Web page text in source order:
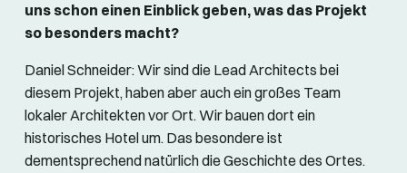
uns schon einen Einblick geben, was das Projekt
so besonders macht?
Daniel Schneider: Wir sind die Lead Architects bei
diesem Projekt, haben aber auch ein großes Team
lokaler Architekten vor Ort. Wir bauen dort ein
historisches Hotel um. Das besondere ist
dementsprechend natürlich die Geschichte des Ortes.